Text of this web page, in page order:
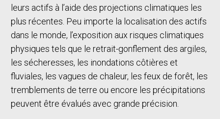
leurs actifs à l’aide des projections climatiques les
plus récentes. Peu importe la localisation des actifs
dans le monde, l’exposition aux risques climatiques
physiques tels que le retrait-gonflement des argiles,
les sécheresses, les inondations côtières et
fluviales, les vagues de chaleur, les feux de forêt, les
tremblements de terre ou encore les précipitations
peuvent être évalués avec grande précision.